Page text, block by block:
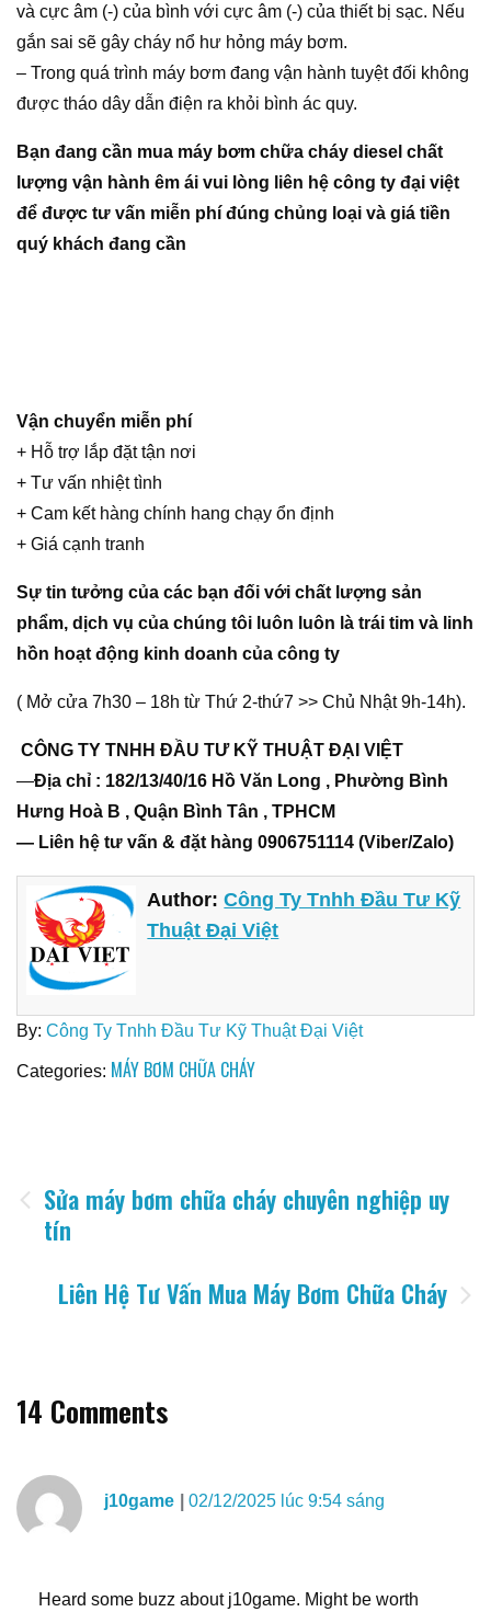
và cực âm (-) của bình với cực âm (-) của thiết bị sạc. Nếu
gắn sai sẽ gây cháy nổ hư hỏng máy bơm.
– Trong quá trình máy bơm đang vận hành tuyệt đối không
được tháo dây dẫn điện ra khỏi bình ác quy.
Bạn đang cần mua máy bơm chữa cháy diesel chất
lượng vận hành êm ái vui lòng liên hệ công ty đại việt
để được tư vấn miễn phí đúng chủng loại và giá tiền
quý khách đang cần
Vận chuyển miễn phí
+ Hỗ trợ lắp đặt tận nơi
+ Tư vấn nhiệt tình
+ Cam kết hàng chính hang chạy ổn định
+ Giá cạnh tranh
Sự tin tưởng của các bạn đối với chất lượng sản
phẩm, dịch vụ của chúng tôi luôn luôn là trái tim và linh
hồn hoạt động kinh doanh của công ty
( Mở cửa 7h30 – 18h từ Thứ 2-thứ7 >> Chủ Nhật 9h-14h).
CÔNG TY TNHH ĐẦU TƯ KỸ THUẬT ĐẠI VIỆT
—Địa chỉ : 182/13/40/16 Hồ Văn Long , Phường Bình
Hưng Hoà B , Quận Bình Tân , TPHCM
— Liên hệ tư vấn & đặt hàng 0906751114 (Viber/Zalo)
Author:Công Ty Tnhh Đầu Tư Kỹ
Thuật Đại Việt
By: Công Ty Tnhh Đầu Tư Kỹ Thuật Đại Việt
Categories: MÁY BƠM CHỮA CHÁY
Điều
hướng
bài
Sửa máy bơm chữa cháy chuyên nghiệp uy
tín
Liên Hệ Tư Vấn Mua Máy Bơm Chữa Cháy
14 Comments
j10game 02/12/2025 lúc 9:54 sáng
Heard some buzz about j10game. Might be worth